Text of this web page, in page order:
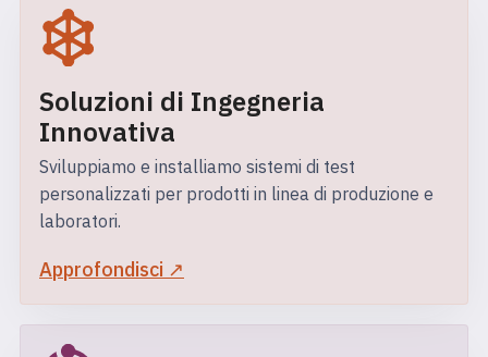
Soluzioni di Ingegneria
Innovativa
Sviluppiamo e installiamo sistemi di test
personalizzati per prodotti in linea di produzione e
laboratori.
Approfondisci ↗︎